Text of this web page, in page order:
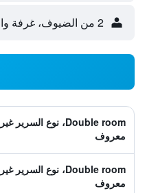
2 من الضيوف، غرفة واحدة
Double room، نوع السرير غير
معروف
Double room، نوع السرير غير
معروف